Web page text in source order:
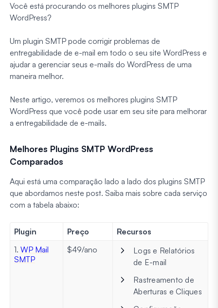
Você está procurando os melhores plugins SMTP
WordPress?
Um plugin SMTP pode corrigir problemas de
entregabilidade de e-mail em todo o seu site WordPress e
ajudar a gerenciar seus e-mails do WordPress de uma
maneira melhor.
Neste artigo, veremos os melhores plugins SMTP
WordPress que você pode usar em seu site para melhorar
a entregabilidade de e-mails.
Melhores Plugins SMTP WordPress
Comparados
Aqui está uma comparação lado a lado dos plugins SMTP
que abordamos neste post. Saiba mais sobre cada serviço
com a tabela abaixo:
Plugin Preço
Recursos
1. WP Mail
SMTP
$49/ano
Logs e Relatórios
de E-mail
Rastreamento de
Aberturas e Cliques